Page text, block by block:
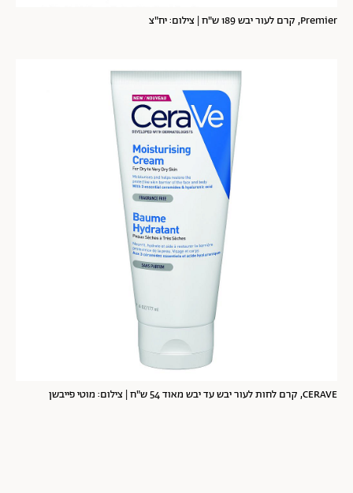
Premier, קרם לעור יבש 189 ש"ח | צילום: יח"צ
CERAVE, קרם לחות לעור יבש עד יבש מאוד 54 ש"ח | צילום: מוטי פייבשן